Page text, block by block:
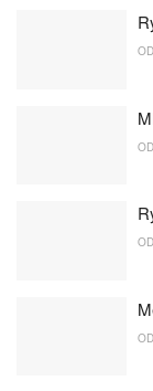
OD
OD
OD
OD